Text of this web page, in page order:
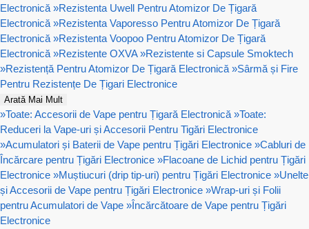
Electronică »Rezistenta Uwell Pentru Atomizor De Țigară
Electronică »Rezistenta Vaporesso Pentru Atomizor De Țigară
Electronică »Rezistenta Voopoo Pentru Atomizor De Țigară
Electronică »Rezistente OXVA »Rezistente si Capsule Smoktech
»Rezistență Pentru Atomizor De Țigară Electronică »Sârmă și Fire
Pentru Rezistențe De Țigari Electronice
Arată Mai Mult
»Toate: Accesorii de Vape pentru Țigară Electronică »Toate:
Reduceri la Vape-uri și Accesorii Pentru Tigări Electronice
»Acumulatori și Baterii de Vape pentru Țigări Electronice »Cabluri de
Încărcare pentru Țigări Electronice »Flacoane de Lichid pentru Țigări
Electronice »Muștiucuri (drip tip-uri) pentru Țigări Electronice »Unelte
și Accesorii de Vape pentru Țigări Electronice »Wrap-uri și Folii
pentru Acumulatori de Vape »Încărcătoare de Vape pentru Țigări
Electronice